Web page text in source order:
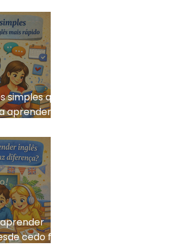
simples que
aprender
cedo faz